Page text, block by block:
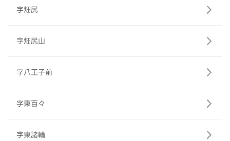
字畑尻
字畑尻山
字八王子前
字東百々
字東諸輪